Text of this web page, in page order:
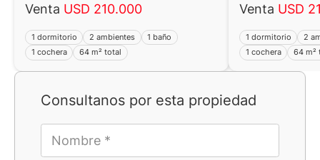
Consultanos por esta propiedad
Venta USD 210.000
1 dormitorio 2 ambientes
1 baño
1 cochera
64 m² total
Venta USD
1 dormitorio
2
1 cochera
64 m²